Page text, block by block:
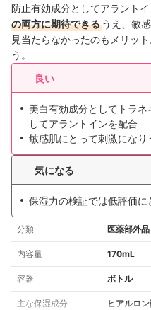
防止有効成分としてアラントイ
の両方に期待できる うえ、敏
見当たらなかったのもメリッ
う。
良い
美白有効成分としてトラ
してアラントインを配合
敏感肌にとって刺激にな
気になる
保湿力の検証では低評価に
分類 医薬部外品
内容量 170mL
容器 ボトル
主な保湿成分 ヒアルロ